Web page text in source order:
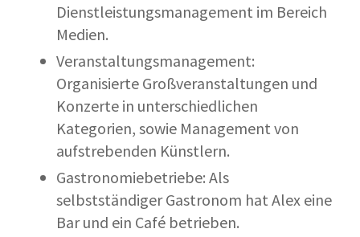
Dienstleistungsmanagement im Bereich
Medien.
Veranstaltungsmanagement:
Organisierte Großveranstaltungen und
Konzerte in unterschiedlichen
Kategorien, sowie Management von
aufstrebenden Künstlern.
Gastronomiebetriebe: Als
selbstständiger Gastronom hat Alex eine
Bar und ein Café betrieben.